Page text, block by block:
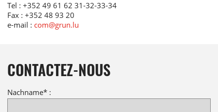
Tel : +352 49 61 62 31-32-33-34
Fax : +352 48 93 20
e-mail : com@grun.lu
CONTACTEZ-NOUS
Nachname* :